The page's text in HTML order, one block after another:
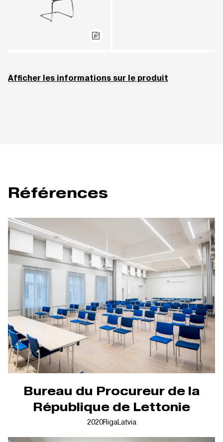
Afficher les informations sur le produit
Références
Bureau du Procureur de la
République de Lettonie
2020RigaLatvia